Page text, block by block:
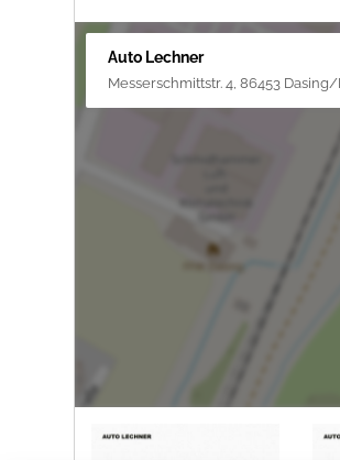
Auto Lechner
Messerschmittstr. 4, 86453